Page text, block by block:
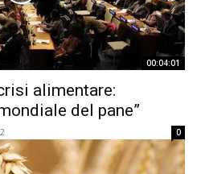
00:04:01
alimentare:
del pane”
0